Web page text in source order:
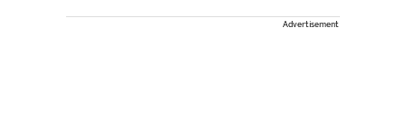
Advertisement